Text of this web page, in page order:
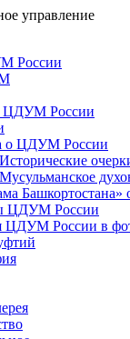
управление
России
ЦДУМ России
о ЦДУМ России
ЦДУМ России
ЦДУМ России в